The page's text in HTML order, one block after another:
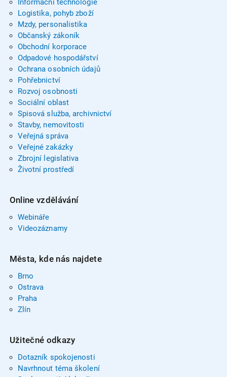
Informační technologie
Logistika, pohyb zboží
Mzdy, personalistika
Občanský zákoník
Obchodní korporace
Odpadové hospodářství
Ochrana osobních údajů
Pohřebnictví
Rozvoj osobnosti
Sociální oblast
Spisová služba, archivnictví
Stavby, nemovitosti
Veřejná správa
Veřejné zakázky
Zbrojní legislativa
Životní prostředí
Online vzdělávání
Webináře
Videozáznamy
Města, kde nás najdete
Brno
Ostrava
Praha
Zlín
Užitečné odkazy
Dotazník spokojenosti
Navrhnout téma školení